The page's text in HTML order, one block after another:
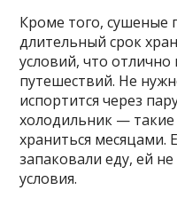
Кроме того, сушеные
длительный срок
условий, что
путешествий. Не
испортится через
холодильник —
храниться месяцами.
запаковали еду, ей
условия.